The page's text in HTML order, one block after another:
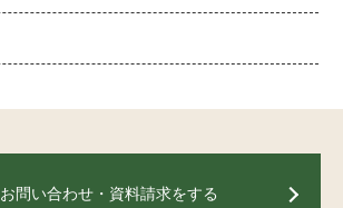
お問い合わせ・資料請求をする